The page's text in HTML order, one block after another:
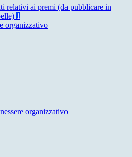
relativi ai premi (da pubblicare in
1
organizzativo
organizzativo